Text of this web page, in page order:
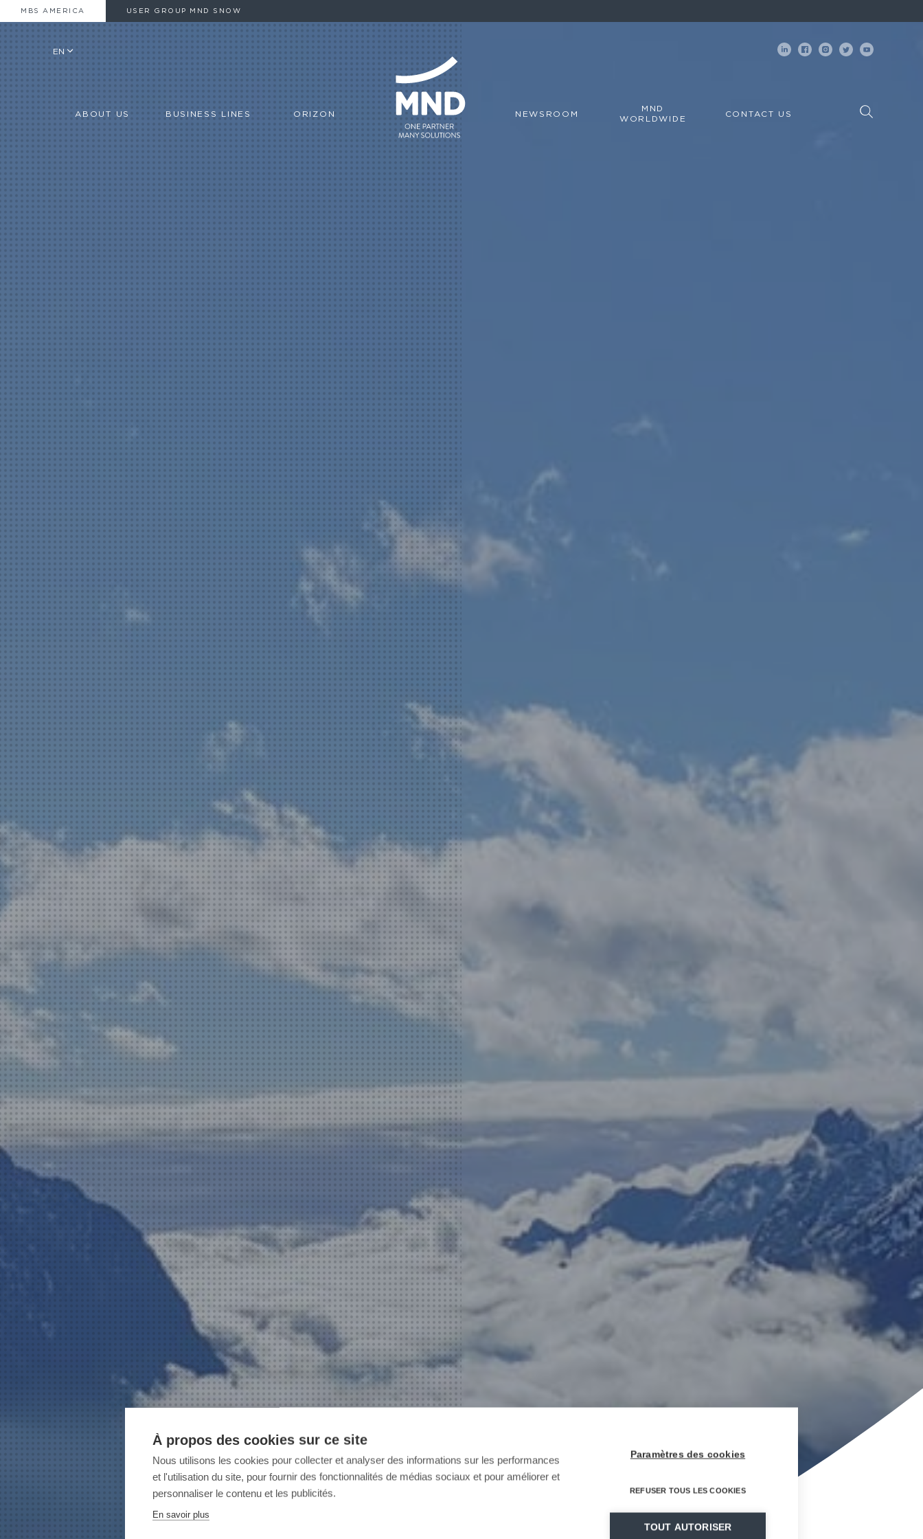
MBS AMERICA USER GROUP MND SNOW
EN
ABOUT US BUSINESS LINES ORIZON NEWSROOM
MND
WORLDWIDE
CONTACT US
À propos des cookies sur ce site
Nous utilisons les cookies pour collecter et analyser des informations sur les performances
et l'utilisation du site, pour fournir des fonctionnalités de médias sociaux et pour améliorer et
personnaliser le contenu et les publicités.
En savoir plus
Paramètres des cookies
REFUSER TOUS LES COOKIES
TOUT AUTORISER